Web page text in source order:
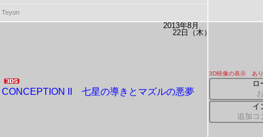
Teyon
2013年8月
22日（木）
CONCEPTION II 七星の導きとマズルの悪夢
3D映像の表示 あり
ロ
イ
追加コ